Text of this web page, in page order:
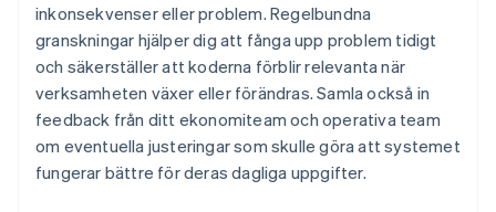
inkonsekvenser eller problem. Regelbundna
granskningar hjälper dig att fånga upp problem tidigt
och säkerställer att koderna förblir relevanta när
verksamheten växer eller förändras. Samla också in
feedback från ditt ekonomiteam och operativa team
om eventuella justeringar som skulle göra att systemet
fungerar bättre för deras dagliga uppgifter.